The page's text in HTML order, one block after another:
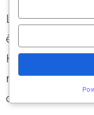
Le PDF n’est
être la seule
HTML
moteurs et
comme format